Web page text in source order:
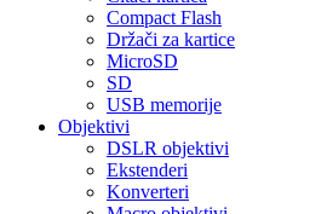
Compact Flash
Držači za kartice
MicroSD
SD
USB memorije
Objektivi
DSLR objektivi
Ekstenderi
Konverteri